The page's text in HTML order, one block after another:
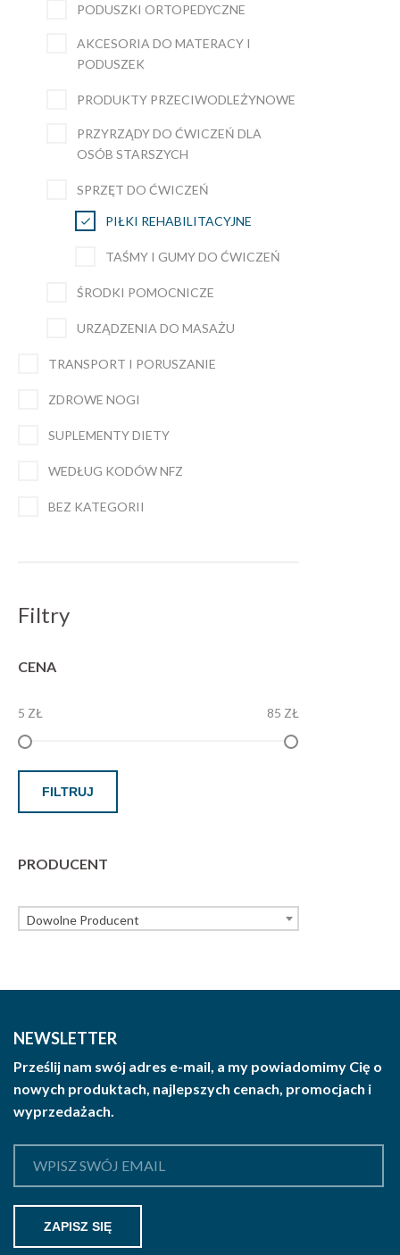
PODUSZKI ORTOPEDYCZNE
AKCESORIA DO MATERACY I
PODUSZEK
PRODUKTY PRZECIWODLEŻYNOWE
PRZYRZĄDY DO ĆWICZEŃ DLA
OSÓB STARSZYCH
SPRZĘT DO ĆWICZEŃ
PIŁKI REHABILITACYJNE
TAŚMY I GUMY DO ĆWICZEŃ
ŚRODKI POMOCNICZE
URZĄDZENIA DO MASAŻU
TRANSPORT I PORUSZANIE
ZDROWE NOGI
SUPLEMENTY DIETY
WEDŁUG KODÓW NFZ
BEZ KATEGORII
Filtry
CENA
5 ZŁ 85 ZŁ
FILTRUJ
PRODUCENT
Dowolne Producent
NEWSLETTER
Prześlij nam swój adres e-mail, a my powiadomimy Cię o
nowych produktach, najlepszych cenach, promocjach i
wyprzedażach.